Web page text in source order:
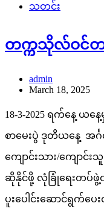
သတင်း
တက္ကသိုလ်ဝင်တ
admin
March 18, 2025
18-3-2025 ရက်နေ့ ယ
စာမေးပွဲ ဒုတိယနေ့ အင်္
ကျောင်းသား/ကျောင်း
ဆိုနိုင်ဖို့ လုံခြုံရေးတပ်ဖွဲ့ဝ
ပူးပေါင်းဆောင်ရွက်ပ